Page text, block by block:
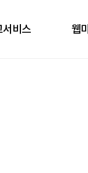
서비스 웹